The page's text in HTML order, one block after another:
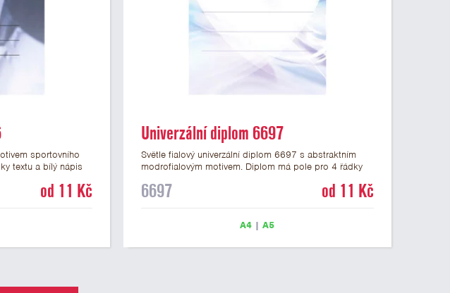
sportovního
textu a bílý nápis
pro většinu
250 g/m2.
od 11 Kč
Univerzální diplom 6697
Světle fialový univerzální diplom 6697 s abstraktním
modrofialovým motivem. Diplom má pole pro 4 řádky
diplom 6697 máme ve formátu A4 a A5. Papírový
6697 od 11 Kč
A4 |A5